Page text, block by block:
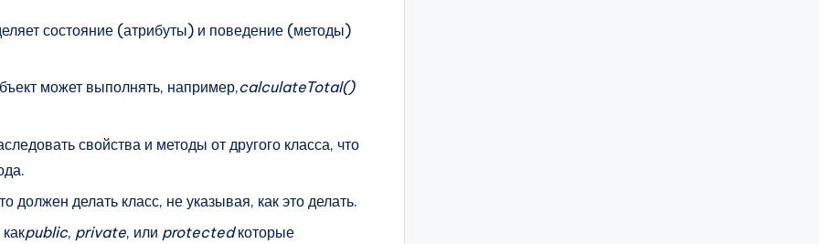
состояние (атрибуты) и поведение (методы)
может выполнять, например,calculateTotal()
свойства и методы от другого класса, что
делать класс, не указывая, как это делать.
public, private, или protectedкоторые